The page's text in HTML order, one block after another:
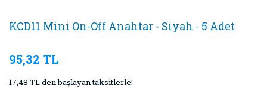
KCD11 Mini On-Off Anahtar - Siyah - 5 Adet
95,32 TL
17,48 TL den başlayan taksitlerle!